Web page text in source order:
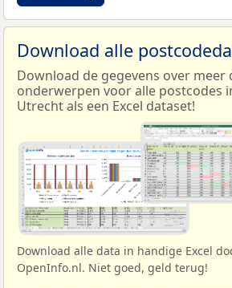
Download alle
Download de gegevens over meer
onderwerpen voor alle postcodes
Utrecht als een Excel dataset!
Download alle data in handige Excel
OpenInfo.nl. Niet goed, geld terug!